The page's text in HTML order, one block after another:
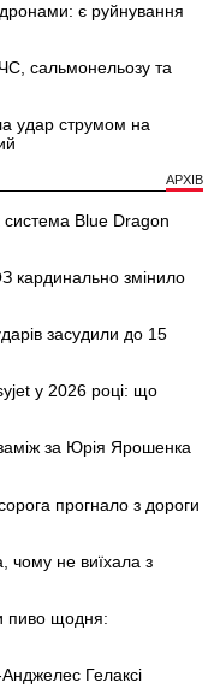
є руйнування
сальмонельозу та
удар струмом на
АРХІВ
Blue Dragon
кардинально змінило
засудили до 15
у 2026 році: що
за Юрія Ярошенка
прогнало з дороги
чому не виїхала з
пиво щодня:
Гелаксі